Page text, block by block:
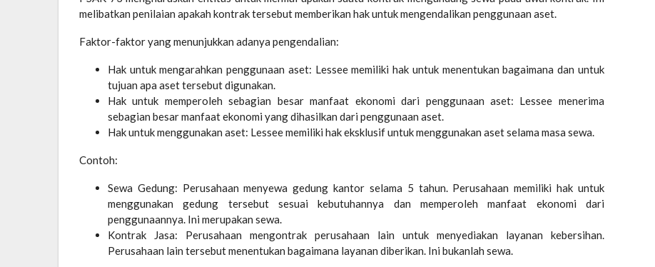
melibatkan penilaian apakah kontrak tersebut memberikan hak untuk mengendalikan penggunaan aset.
Faktor-faktor yang menunjukkan adanya pengendalian:
Hak untuk mengarahkan penggunaan aset: Lessee memiliki hak untuk menentukan bagaimana dan untuk
tujuan apa aset tersebut digunakan.
Hak untuk memperoleh sebagian besar manfaat ekonomi dari penggunaan aset: Lessee menerima
sebagian besar manfaat ekonomi yang dihasilkan dari penggunaan aset.
Hak untuk menggunakan aset: Lessee memiliki hak eksklusif untuk menggunakan aset selama masa sewa.
Contoh:
Sewa Gedung: Perusahaan menyewa gedung kantor selama 5 tahun. Perusahaan memiliki hak untuk
menggunakan gedung tersebut sesuai kebutuhannya dan memperoleh manfaat ekonomi dari
penggunaannya. Ini merupakan sewa.
Kontrak Jasa: Perusahaan mengontrak perusahaan lain untuk menyediakan layanan kebersihan.
Perusahaan lain tersebut menentukan bagaimana layanan diberikan. Ini bukanlah sewa.